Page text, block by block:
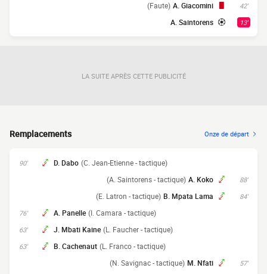
42'
A. Giacomini
(Faute)
13'
A. Saintorens
LA SUITE APRÈS CETTE PUBLICITÉ
Remplacements Onze de départ
90' D. Dabo (C. Jean-Etienne - tactique)
88'
A. Koko
(A. Saintorens - tactique)
84'
B. Mpata Lama
(E. Latron - tactique)
76' A. Panelle (I. Camara - tactique)
63' J. Mbati Kaine (L. Faucher - tactique)
63' B. Cachenaut (L. Franco - tactique)
57'
M. Nfati
(N. Savignac - tactique)